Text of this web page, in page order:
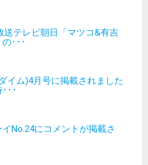
送テレビ朝日「マツコ&有吉
･･･
ダイム)4月号に掲載されました
･･
No.24にコメントが掲載さ